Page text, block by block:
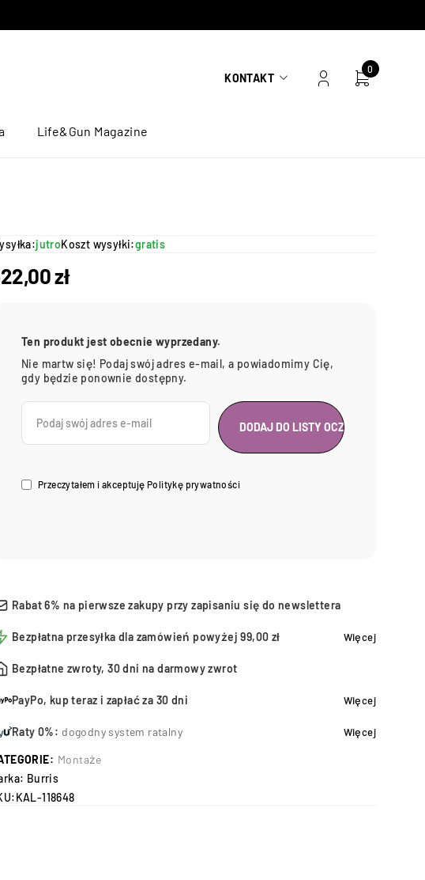
KONTAKT
0
Life&Gun Magazine
jutroKoszt wysyłki:gratis
zł
Ten produkt jest obecnie wyprzedany.
Nie martw się! Podaj swój adres e-mail, a powiadomimy Cię,
gdy będzie ponownie dostępny.
Przeczytałem i akceptuję Politykę prywatności
Rabat 6% na pierwsze zakupy przy zapisaniu się do newslettera
Bezpłatna przesyłka dla zamówień powyżej 99,00 zł Więcej
Bezpłatne zwroty, 30 dni na darmowy zwrot
PayPo, kup teraz i zapłać za 30 dni Więcej
Raty 0%: dogodny system ratalny Więcej
Montaże
Burris
KAL-118648